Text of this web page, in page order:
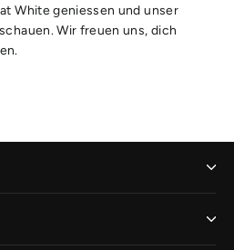
White geniessen und unser
Wir freuen uns, dich